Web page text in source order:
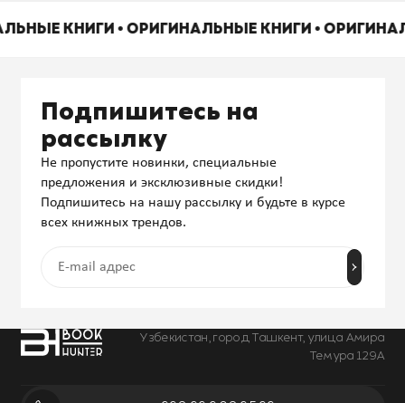
КНИГИ • ОРИГИНАЛЬНЫЕ КНИГИ •
Узбекистан, город Ташкент, улица Амира
Темура 129А
Подпишитесь на
рассылку
Не пропустите новинки, специальные
предложения и эксклюзивные скидки!
Подпишитесь на нашу рассылку и будьте в курсе
всех книжных трендов.